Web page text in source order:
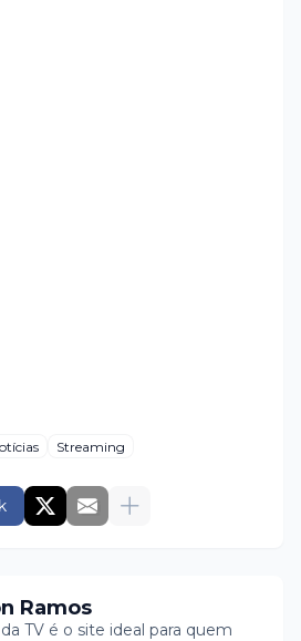
Streaming
Ramos
TV é o site ideal para quem